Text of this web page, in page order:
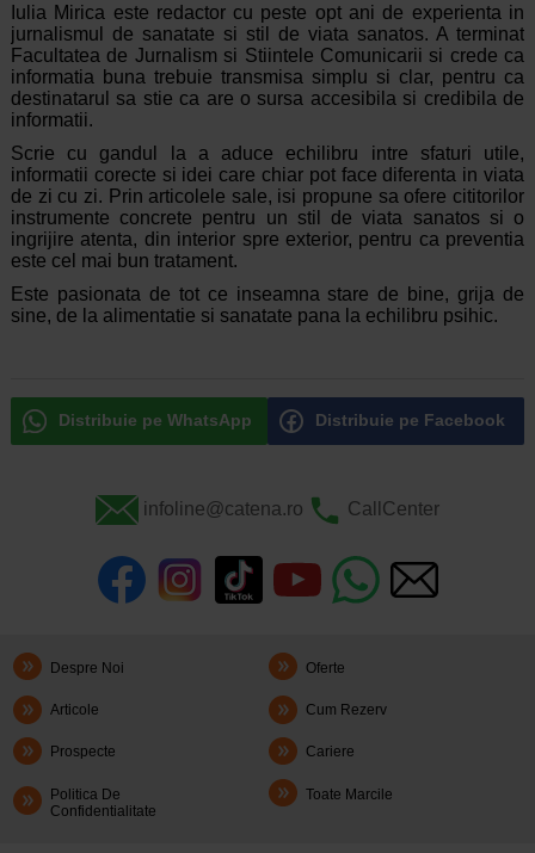
Iulia Mirica este redactor cu peste opt ani de experienta in
jurnalismul de sanatate si stil de viata sanatos. A terminat
Facultatea de Jurnalism si Stiintele Comunicarii si crede ca
informatia buna trebuie transmisa simplu si clar, pentru ca
destinatarul sa stie ca are o sursa accesibila si credibila de
informatii.
Scrie cu gandul la a aduce echilibru intre sfaturi utile,
informatii corecte si idei care chiar pot face diferenta in viata
de zi cu zi. Prin articolele sale, isi propune sa ofere cititorilor
instrumente concrete pentru un stil de viata sanatos si o
ingrijire atenta, din interior spre exterior, pentru ca preventia
este cel mai bun tratament.
Este pasionata de tot ce inseamna stare de bine, grija de
sine, de la alimentatie si sanatate pana la echilibru psihic.
Distribuie pe WhatsApp Distribuie pe Facebook
infoline@catena.ro CallCenter
Despre Noi Oferte
Articole Cum Rezerv
Prospecte Cariere
Politica De
Confidentialitate
Toate Marcile